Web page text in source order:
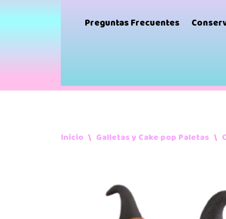
Preguntas Frecuentes
Inicio \ Galletas y Cake pop Paletas \